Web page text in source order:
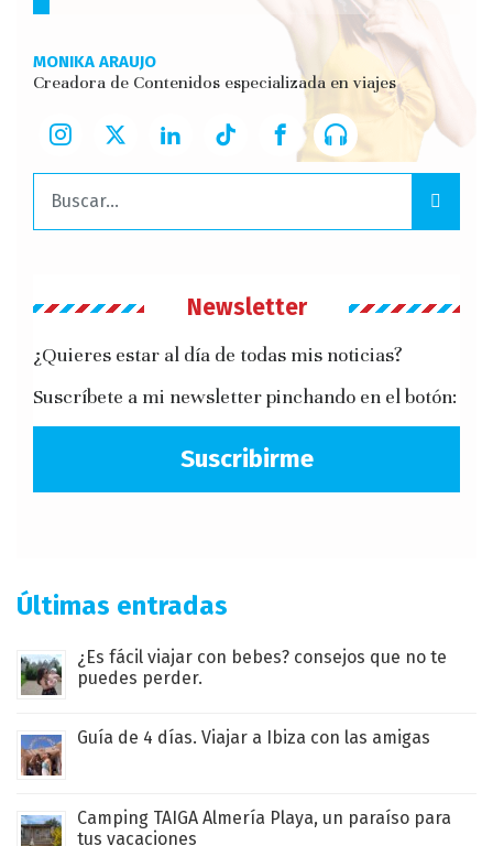
MONIKA ARAUJO
Creadora de Contenidos especializada en viajes
Buscar:
Newsletter
¿Quieres estar al día de todas mis noticias?
Suscríbete a mi newsletter pinchando en el botón:
Suscribirme
Últimas entradas
¿Es fácil viajar con bebes? consejos que no te
puedes perder.
Guía de 4 días. Viajar a Ibiza con las amigas
Camping TAIGA Almería Playa, un paraíso para
tus vacaciones